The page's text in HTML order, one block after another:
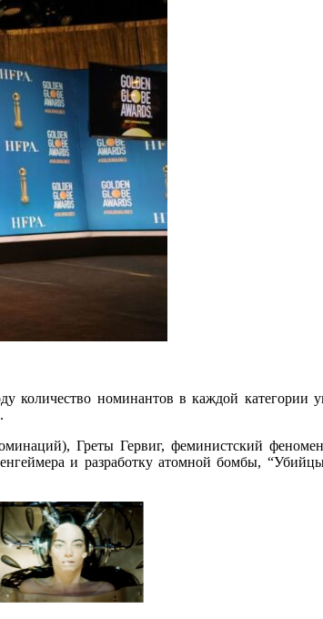
количество номинантов в каждой
Греты Гервиг, феминистский
и разработку атомной бомбы,